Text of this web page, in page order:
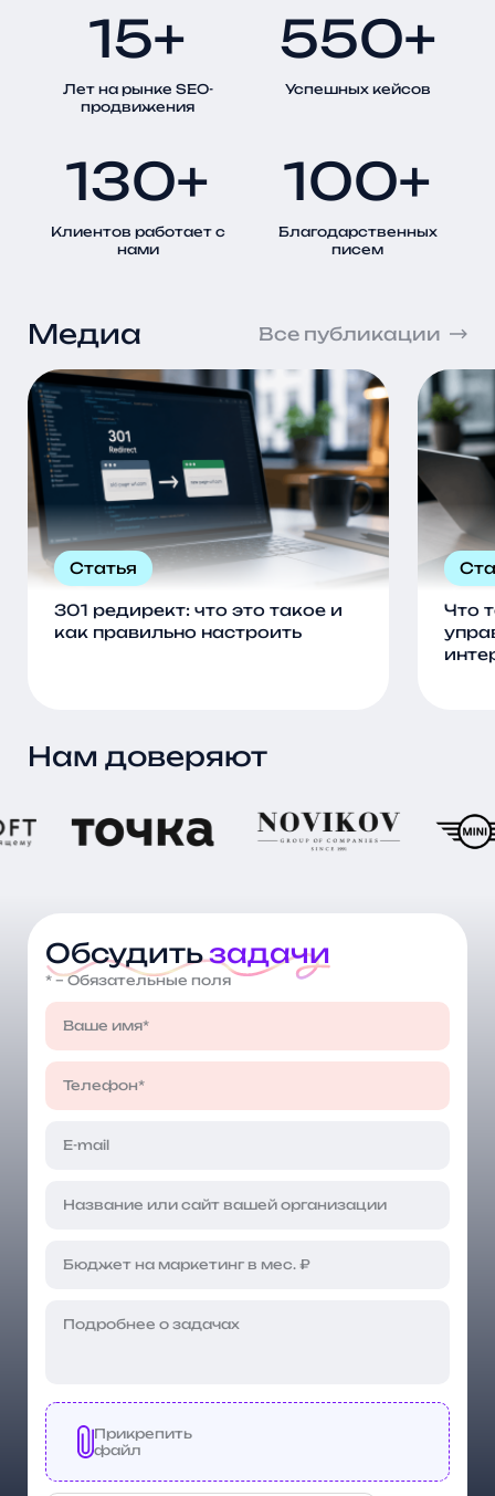
15+
Лет на рынке SEO-
продвижения
550+
Успешных кейсов
130+
Клиентов работает с
нами
100+
Благодарственных
писем
Медиа Все публикации
Статья
301 редирект: что это такое и
как правильно настроить
Что
Нам доверяют
Обсудитьзадачи
* – Обязательные поля
Прикрепить
файл